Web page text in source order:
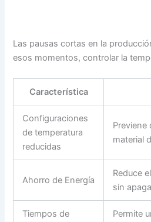
Las pausas cortas en la
esos momentos, controlar la
Característica
Configuraciones
de temperatura
reducidas
Previene
material
Ahorro de Energía
Reduce
sin
Tiempos de
Permite